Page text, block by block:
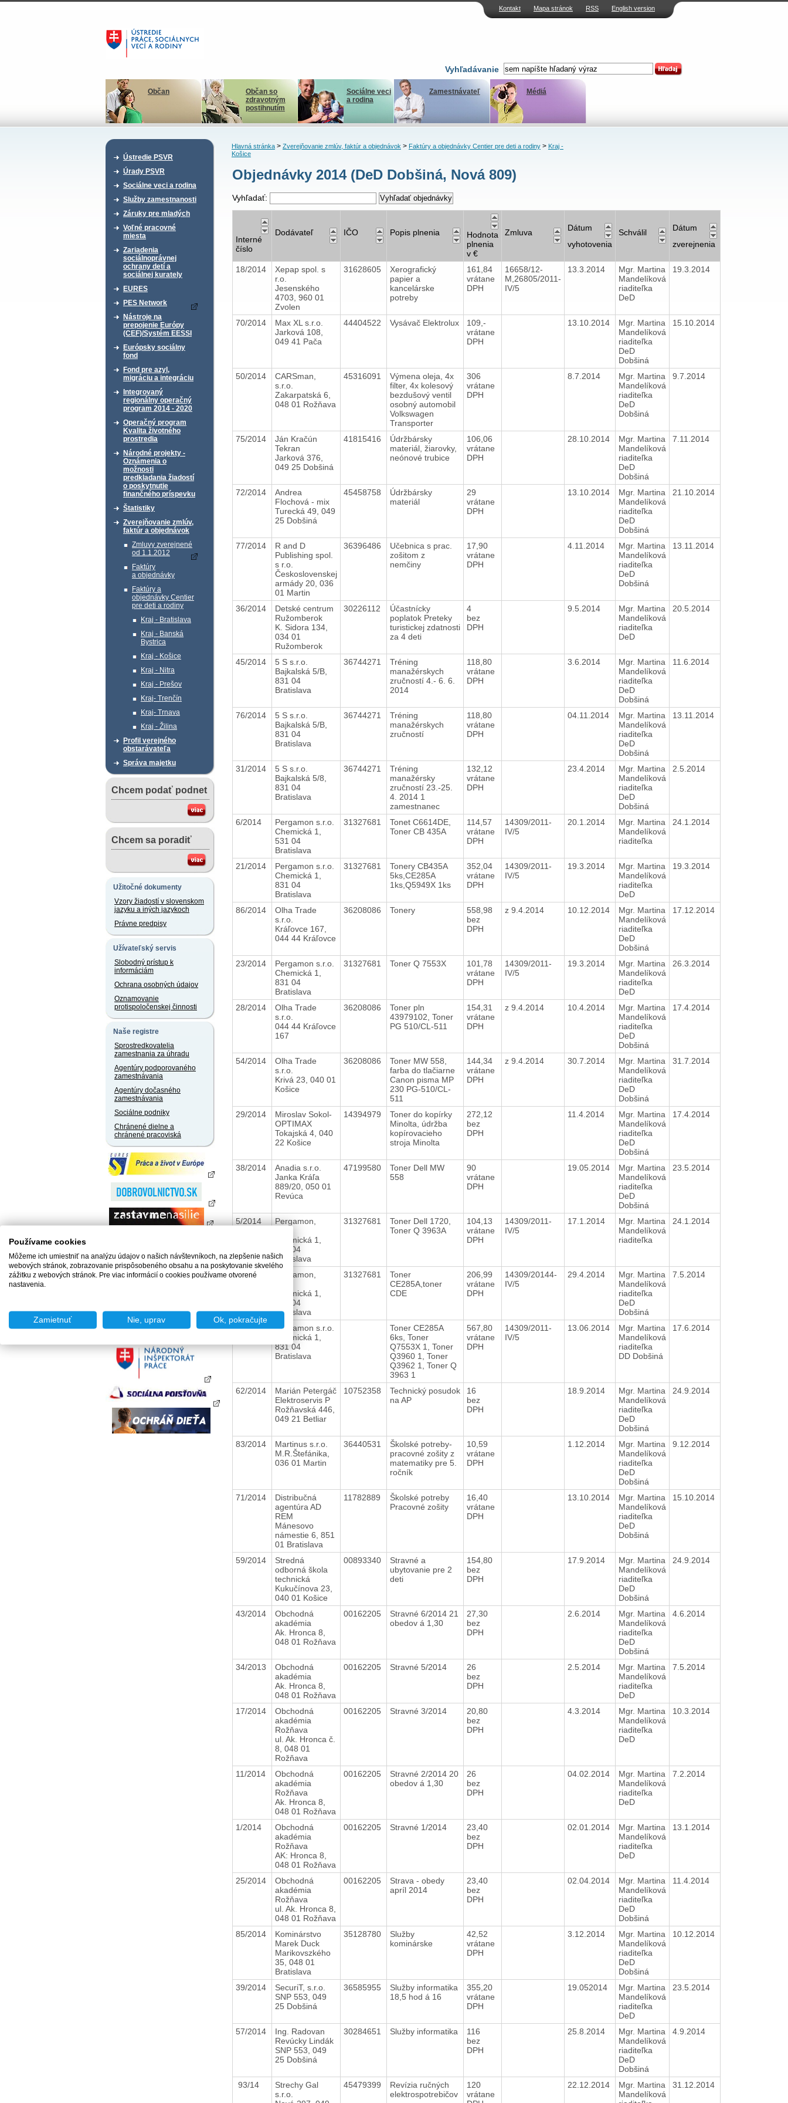
Kontakt Mapa stránok RSS English version
Vyhľadávanie
Občan
Občan so
zdravotným
postihnutím
Sociálne veci
a rodina
Zamestnávateľ Médiá
Ústredie PSVR
Úrady PSVR
Sociálne veci a rodina
Služby zamestnanosti
Záruky pre mladých
Voľné pracovné
miesta
Zariadenia
sociálnoprávnej
ochrany detí a
sociálnej kurately
EURES
PES Network
Nástroje na
prepojenie Európy
(CEF)/Systém EESSI
Európsky sociálny
fond
Fond pre azyl,
migráciu a integráciu
Integrovaný
regionálny operačný
program 2014 - 2020
Operačný program
Kvalita životného
prostredia
Národné projekty -
Oznámenia o
možnosti
predkladania žiadostí
o poskytnutie
finančného príspevku
Štatistiky
Zverejňovanie zmlúv,
faktúr a objednávok
Zmluvy zverejnené
od 1.1.2012
Faktúry
a objednávky
Faktúry a
objednávky Centier
pre deti a rodiny
Kraj - Bratislava
Kraj - Banská
Bystrica
Kraj - Košice
Kraj - Nitra
Kraj - Prešov
Kraj- Trenčín
Kraj- Trnava
Kraj - Žilina
Profil verejného
obstarávateľa
Správa majetku
Chcem podať podnet
Chcem sa poradiť
Užitočné dokumenty
Vzory žiadostí v slovenskom
jazyku a iných jazykoch
Právne predpisy
Užívateľský servis
Slobodný prístup k
informáciám
Ochrana osobných údajov
Oznamovanie
protispoločenskej činnosti
Naše registre
Sprostredkovatelia
zamestnania za úhradu
Agentúry podporovaného
zamestnávania
Agentúry dočasného
zamestnávania
Sociálne podniky
Chránené dielne a
chránené pracoviská
Hlavná stránka> Zverejňovanie zmlúv, faktúr a objednávok> Faktúry a objednávky Centier pre deti a rodiny> Kraj -
Košice
Objednávky 2014 (DeD Dobšiná, Nová 809)
Vyhľadať:
Interné
číslo
Dodávateľ IČO Popis plnenia
Hodnota
plnenia
v €
Zmluva
Dátum
vyhotovenia
Schválil
Dátum
zverejnenia
18/2014
Xepap spol. s
r.o.
Jesenského
4703, 960 01
Zvolen
31628605
Xerografický
papier a
kancelárske
potreby
161,84
vrátane
DPH
16658/12-
M,26805/2011-
IV/5
13.3.2014
Mgr. Martina
Mandelíková
riaditeľka
DeD
19.3.2014
70/2014
Max XL s.r.o.
Jarková 108,
049 41 Pača
44404522 Vysávač Elektrolux
109,-
vrátane
DPH
13.10.2014
Mgr. Martina
Mandelíková
riaditeľka
DeD
Dobšiná
15.10.2014
50/2014
CARSman,
s.r.o.
Zakarpatská 6,
048 01 Rožňava
45316091
Výmena oleja, 4x
filter, 4x kolesový
bezdušový ventil
osobný automobil
Volkswagen
Transporter
306
vrátane
DPH
8.7.2014
Mgr. Martina
Mandelíková
riaditeľka
DeD
Dobšiná
9.7.2014
75/2014
Ján Kračún
Tekran
Jarková 376,
049 25 Dobšiná
41815416
Údržbársky
materiál, žiarovky,
neónové trubice
106,06
vrátane
DPH
28.10.2014
Mgr. Martina
Mandelíková
riaditeľka
DeD
Dobšiná
7.11.2014
72/2014
Andrea
Flochová - mix
Turecká 49, 049
25 Dobšiná
45458758
Údržbársky
materiál
29
vrátane
DPH
13.10.2014
Mgr. Martina
Mandelíková
riaditeľka
DeD
Dobšiná
21.10.2014
77/2014
R and D
Publishing spol.
s r.o.
Československej
armády 20, 036
01 Martin
36396486
Učebnica s prac.
zošitom z
nemčiny
17,90
vrátane
DPH
4.11.2014
Mgr. Martina
Mandelíková
riaditeľka
DeD
Dobšiná
13.11.2014
36/2014
Detské centrum
Ružomberok
K. Sidora 134,
034 01
Ružomberok
30226112
Účastnícky
poplatok Preteky
turistickej zdatnosti
za 4 deti
4
bez
DPH
9.5.2014
Mgr. Martina
Mandelíková
riaditeľka
DeD
20.5.2014
45/2014
5 S s.r.o.
Bajkalská 5/B,
831 04
Bratislava
36744271
Tréning
manažérskych
zručností 4.- 6. 6.
2014
118,80
vrátane
DPH
3.6.2014
Mgr. Martina
Mandelíková
riaditeľka
DeD
Dobšiná
11.6.2014
76/2014
5 S s.r.o.
Bajkalská 5/B,
831 04
Bratislava
36744271
Tréning
manažérskych
zručností
118,80
vrátane
DPH
04.11.2014
Mgr. Martina
Mandelíková
riaditeľka
DeD
Dobšiná
13.11.2014
31/2014
5 S s.r.o.
Bajkalská 5/8,
831 04
Bratislava
36744271
Tréning
manažérsky
zručností 23.-25.
4. 2014 1
zamestnanec
132,12
vrátane
DPH
23.4.2014
Mgr. Martina
Mandelíková
riaditeľka
DeD
Dobšiná
2.5.2014
6/2014
Pergamon s.r.o.
Chemická 1,
531 04
Bratislava
31327681
Tonet C6614DE,
Toner CB 435A
114,57
vrátane
DPH
14309/2011-
IV/5
20.1.2014
Mgr. Martina
Mandelíková
riaditeľka
24.1.2014
21/2014
Pergamon s.r.o.
Chemická 1,
831 04
Bratislava
31327681
Tonery CB435A
5ks,CE285A
1ks,Q5949X 1ks
352,04
vrátane
DPH
14309/2011-
IV/5
19.3.2014
Mgr. Martina
Mandelíková
riaditeľka
DeD
19.3.2014
86/2014
Olha Trade
s.r.o.
Kráľovce 167,
044 44 Kráľovce
36208086 Tonery
558,98
bez
DPH
z 9.4.2014 10.12.2014
Mgr. Martina
Mandelíková
riaditeľka
DeD
Dobšiná
17.12.2014
23/2014
Pergamon s.r.o.
Chemická 1,
831 04
Bratislava
31327681 Toner Q 7553X
101,78
vrátane
DPH
14309/2011-
IV/5
19.3.2014
Mgr. Martina
Mandelíková
riaditeľka
DeD
26.3.2014
28/2014
Olha Trade
s.r.o.
044 44 Kráľovce
167
36208086
Toner pln
43979102, Toner
PG 510/CL-511
154,31
vrátane
DPH
z 9.4.2014 10.4.2014
Mgr. Martina
Mandelíková
riaditeľka
DeD
Dobšiná
17.4.2014
54/2014
Olha Trade
s.r.o.
Krivá 23, 040 01
Košice
36208086
Toner MW 558,
farba do tlačiarne
Canon pisma MP
230 PG-510/CL-
511
144,34
vrátane
DPH
z 9.4.2014 30.7.2014
Mgr. Martina
Mandelíková
riaditeľka
DeD
Dobšiná
31.7.2014
29/2014
Miroslav Sokol-
OPTIMAX
Tokajská 4, 040
22 Košice
14394979
Toner do kopírky
Minolta, údržba
kopírovacieho
stroja Minolta
272,12
bez
DPH
11.4.2014
Mgr. Martina
Mandelíková
riaditeľka
DeD
Dobšiná
17.4.2014
38/2014
Anadia s.r.o.
Janka Kráľa
889/20, 050 01
Revúca
47199580
Toner Dell MW
558
90
vrátane
DPH
19.05.2014
Mgr. Martina
Mandelíková
riaditeľka
DeD
Dobšiná
23.5.2014
5/2014
Pergamon,
Chemická 1,
831 04
Bratislava
31327681
Toner Dell 1720,
Toner Q 3963A
104,13
vrátane
DPH
14309/2011-
IV/5
17.1.2014
Mgr. Martina
Mandelíková
riaditeľka
24.1.2014
33/2014
Pergamon,
Chemická 1,
831 04
Bratislava
31327681
Toner
CE285A,toner
CDE
206,99
vrátane
DPH
14309/20144-
IV/5
29.4.2014
Mgr. Martina
Mandelíková
riaditeľka
DeD
Dobšiná
7.5.2014
46/2014
Pergamon s.r.o.
Chemická 1,
831 04
Bratislava
Toner CE285A
6ks, Toner
Q7553X 1, Toner
Q3960 1, Toner
Q3962 1, Toner Q
3963 1
567,80
vrátane
DPH
14309/2011-
IV/5
13.06.2014
Mgr. Martina
Mandelíková
riaditeľka
DD Dobšiná
17.6.2014
62/2014
Marián Petergáč
Elektroservis P
Rožňavská 446,
049 21 Betliar
10752358
Technický posudok
na AP
16
bez
DPH
18.9.2014
Mgr. Martina
Mandelíková
riaditeľka
DeD
Dobšiná
24.9.2014
83/2014
Martinus s.r.o.
M.R.Štefánika,
036 01 Martin
36440531
Školské potreby-
pracovné zošity z
matematiky pre 5.
ročník
10,59
vrátane
DPH
1.12.2014
Mgr. Martina
Mandelíková
riaditeľka
DeD
Dobšiná
9.12.2014
71/2014
Distribučná
agentúra AD
REM
Mánesovo
námestie 6, 851
01 Bratislava
11782889
Školské potreby
Pracovné zošity
16,40
vrátane
DPH
13.10.2014
Mgr. Martina
Mandelíková
riaditeľka
DeD
Dobšiná
15.10.2014
59/2014
Stredná
odborná škola
technická
Kukučínova 23,
040 01 Košice
00893340
Stravné a
ubytovanie pre 2
deti
154,80
bez
DPH
17.9.2014
Mgr. Martina
Mandelíková
riaditeľka
DeD
Dobšiná
24.9.2014
43/2014
Obchodná
akadémia
Ak. Hronca 8,
048 01 Rožňava
00162205
Stravné 6/2014 21
obedov á 1,30
27,30
bez
DPH
2.6.2014
Mgr. Martina
Mandelíková
riaditeľka
DeD
Dobšiná
4.6.2014
34/2013
Obchodná
akadémia
Ak. Hronca 8,
048 01 Rožňava
00162205 Stravné 5/2014
26
bez
DPH
2.5.2014
Mgr. Martina
Mandelíková
riaditeľka
DeD
7.5.2014
17/2014
Obchodná
akadémia
Rožňava
ul. Ak. Hronca č.
8, 048 01
Rožňava
00162205 Stravné 3/2014
20,80
bez
DPH
4.3.2014
Mgr. Martina
Mandelíková
riaditeľka
DeD
10.3.2014
11/2014
Obchodná
akadémia
Rožňava
Ak. Hronca 8,
048 01 Rožňava
00162205
Stravné 2/2014 20
obedov á 1,30
26
bez
DPH
04.02.2014
Mgr. Martina
Mandelíková
riaditeľka
DeD
7.2.2014
1/2014
Obchodná
akadémia
Rožňava
AK: Hronca 8,
048 01 Rožňava
00162205 Stravné 1/2014
23,40
bez
DPH
02.01.2014
Mgr. Martina
Mandelíková
riaditeľka
DeD
13.1.2014
25/2014
Obchodná
akadémia
Rožňava
ul. Ak. Hronca 8,
048 01 Rožňava
00162205
Strava - obedy
apríl 2014
23,40
bez
DPH
02.04.2014
Mgr. Martina
Mandelíková
riaditeľka
DeD
Dobšiná
11.4.2014
85/2014
Kominárstvo
Marek Duck
Marikovszkého
35, 048 01
Bratislava
35128780
Služby
kominárske
42,52
vrátane
DPH
3.12.2014
Mgr. Martina
Mandelíková
riaditeľka
DeD
Dobšiná
10.12.2014
39/2014
SecuriT, s.r.o.
SNP 553, 049
25 Dobšiná
36585955
Služby informatika
18,5 hod á 16
355,20
vrátane
DPH
19.052014
Mgr. Martina
Mandelíková
riaditeľka
DeD
23.5.2014
57/2014
Ing. Radovan
Revúcky Lindák
SNP 553, 049
25 Dobšiná
30284651 Služby informatika
116
bez
DPH
25.8.2014
Mgr. Martina
Mandelíková
riaditeľka
DeD
Dobšiná
4.9.2014
93/14
Strechy Gal
s.r.o.
45479399
Revízia ručných
elektrospotrebičov
120
vrátane
22.12.2014
Mgr. Martina
Mandelíková
31.12.2014
Používame cookies
Môžeme ich umiestniť na analýzu údajov o našich návštevníkoch, na zlepšenie našich
webových stránok, zobrazovanie prispôsobeného obsahu a na poskytovanie skvelého
zážitku z webových stránok. Pre viac informácií o cookies používame otvorené
nastavenia.
Zamietnuť Nie, uprav Ok, pokračujte